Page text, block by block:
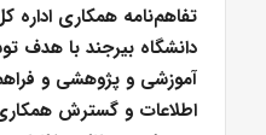
تفاهم‌نامه همکاری
دانشگاه بیرجند با هدف
آموزشی و پژوهشی و
اطلاعات و گسترش